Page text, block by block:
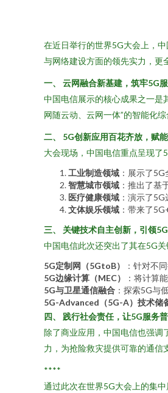
在近日举行的世界5G大会上，
与网络建设方面的领先实力，更
一、 云网融合新基建，筑牢5G
中国电信展示的核心成果之一是
网随云动、云网一体”的智能化
二、 5G创新应用百花齐放，赋
大会现场，中国电信重点呈现了
工业制造领域 ：展示了
智慧城市领域 ：推出了基
医疗健康领域 ：演示了
文体娱乐领域 ：带来了
三、 关键技术自主创新，引领
中国电信此次还突出了其在5G
5G定制网（5GtoB）
：针对不
5G边缘计算（MEC）
：将计算
5G与卫星通信融合 ：探索5G与
5G-Advanced（5G-A）技术储
四、 践行社会责任，让5G服务
除了商业应用，中国电信也强调
力，为抢险救灾提供可靠的通信
****
通过此次在世界5G大会上的集